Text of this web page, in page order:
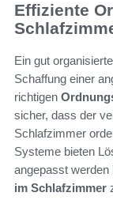
Effiziente
Ein gut
Schaffung einer
richtigen
sicher, dass der
Schlafzimmer
Systeme bieten
angepasst werden
im Schlafzimmer